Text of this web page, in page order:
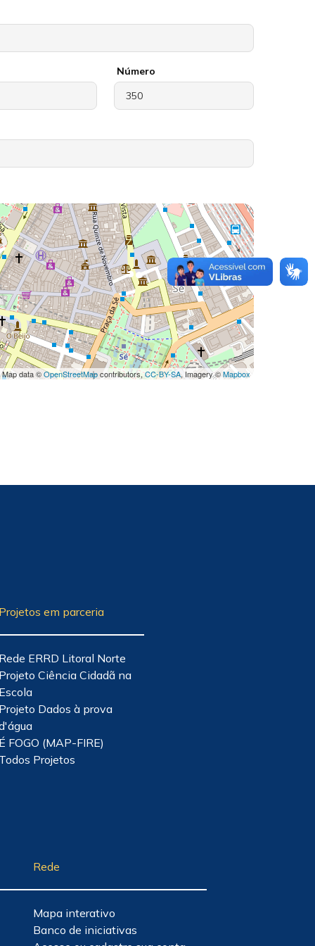
Número
data ©OpenStreetMapcontributors,CC-BY-SA, Imagery ©Mapbox
em parceria
ERRD Litoral Norte
Ciência Cidadã na
Dados à prova
FOGO (MAP-FIRE)
Projetos
Rede
Mapa interativo
Banco de iniciativas